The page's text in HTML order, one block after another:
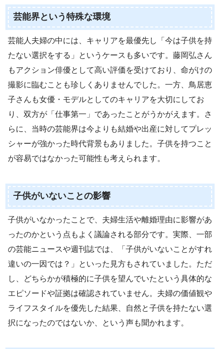
芸能界という特殊な環境
芸能人夫婦の中には、キャリアを最優先し「今は子供を持
たない選択をする」というケースも多いです。藤岡弘さん
もアクション俳優として高い評価を受けており、命がけの
撮影に臨むことも珍しくありませんでした。一方、鳥居恵
子さんも女優・モデルとしてのキャリアを大切にしてお
り、双方が「仕事第一」であったことがうかがえます。さ
らに、当時の芸能界は今よりも結婚や出産に対してプレッ
シャーが強かった時代背景もありました。子供を持つこと
が容易ではなかった可能性も考えられます。
子供がいないことの影響
子供がいなかったことで、夫婦生活や離婚理由に影響があ
ったのかという点もよく議論される部分です。実際、一部
の芸能ニュースや週刊誌では、「子供がいないことがすれ
違いの一因では？」といった見方もされていました。ただ
し、どちらかが積極的に子供を望んでいたという具体的な
エピソードや証拠は確認されていません。夫婦の価値観や
ライフスタイルを優先した結果、自然と子供を持たない選
択になったのではないか、という声も聞かれます。